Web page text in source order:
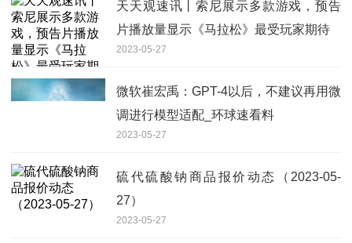
天天观速讯丨索尼展示多款游戏，预告
片播放量显示《马拉松》最受玩家期待
2023-05-27
微软崔宏禹：GPT-4以后，不建议再用微
调进行模型适配_环球速看料
2023-05-27
硫代硫酸钠商品报价动态（2023-05-
27）
2023-05-27